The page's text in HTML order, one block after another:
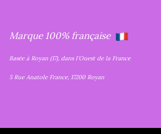
Marque 100% française
Basée à Royan (17), dans l'Ouest de la France
5 Rue Anatole France, 17200 Royan